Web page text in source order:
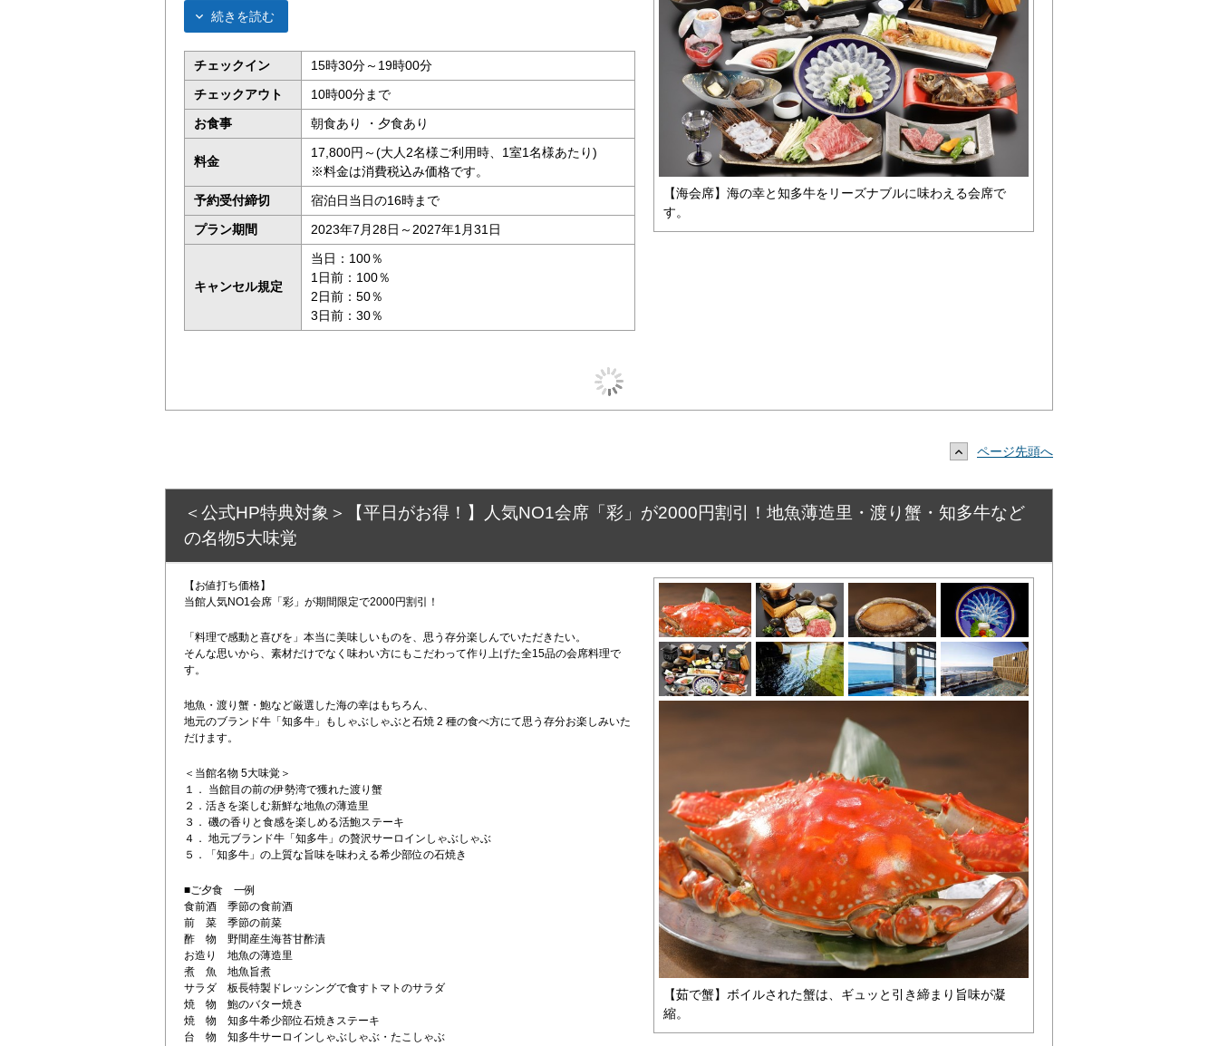
続きを読む
チェックイン
15時30分～19時00分
チェックアウト
10時00分まで
お食事
朝食あり ・夕食あり
料金
17,800円～(大人2名様ご利用時、1室1名様あたり)
※料金は消費税込み価格です。
予約受付締切
宿泊日当日の16時まで
プラン期間
2023年7月28日～2027年1月31日
キャンセル規定
当日：100％
1日前：100％
2日前：50％
3日前：30％
【海会席】海の幸と知多牛をリーズナブルに味わえる会席で
す。
ページ先頭へ
＜公式HP特典対象＞【平日がお得！】人気NO1会席「彩」が2000円割引！地魚薄造里・渡り蟹・知多牛など
の名物5大味覚
【お値打ち価格】
当館人気NO1会席「彩」が期間限定で2000円割引！
「料理で感動と喜びを」本当に美味しいものを、思う存分楽しんでいただきたい。
そんな思いから、素材だけでなく味わい方にもこだわって作り上げた全15品の会席料理で
す。
地魚・渡り蟹・鮑など厳選した海の幸はもちろん、
地元のブランド牛「知多牛」もしゃぶしゃぶと石焼 2 種の食べ方にて思う存分お楽しみいた
だけます。
＜当館名物 5大味覚＞
１． 当館目の前の伊勢湾で獲れた渡り蟹
２．活きを楽しむ新鮮な地魚の薄造里
３． 磯の香りと食感を楽しめる活鮑ステーキ
４． 地元ブランド牛「知多牛」の贅沢サーロインしゃぶしゃぶ
５．「知多牛」の上質な旨味を味わえる希少部位の石焼き
■ご夕食 一例
食前酒 季節の食前酒
前 菜 季節の前菜
酢 物 野間産生海苔甘酢漬
お造り 地魚の薄造里
煮 魚 地魚旨煮
サラダ 板長特製ドレッシングで食すトマトのサラダ
焼 物 鮑のバター焼き
焼 物 知多牛希少部位石焼きステーキ
台 物 知多牛サーロインしゃぶしゃぶ・たこしゃぶ
【茹で蟹】ボイルされた蟹は、ギュッと引き締まり旨味が凝
縮。